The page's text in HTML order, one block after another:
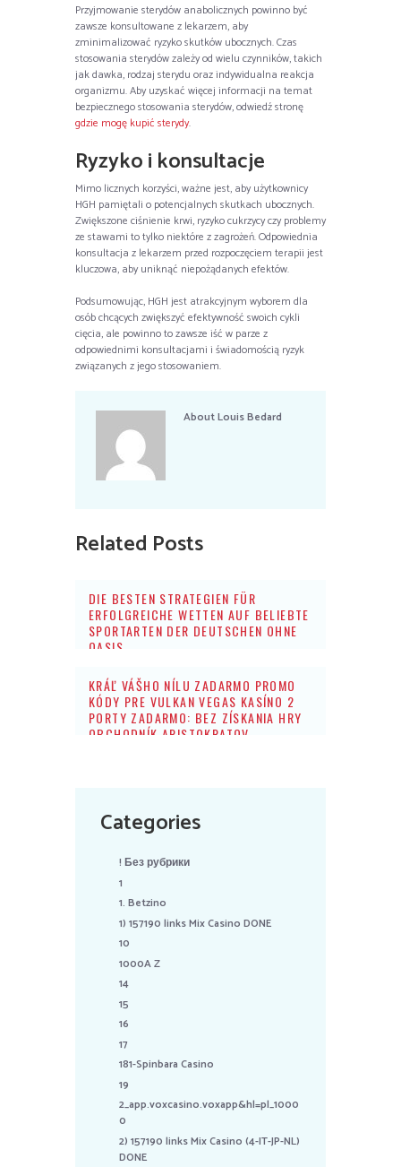
Przyjmowanie sterydów anabolicznych powinno być
zawsze konsultowane z lekarzem, aby
zminimalizować ryzyko skutków ubocznych. Czas
stosowania sterydów zależy od wielu czynników, takich
jak dawka, rodzaj sterydu oraz indywidualna reakcja
organizmu. Aby uzyskać więcej informacji na temat
bezpiecznego stosowania sterydów, odwiedź stronę
gdzie mogę kupić sterydy.
Ryzyko i konsultacje
Mimo licznych korzyści, ważne jest, aby użytkownicy
HGH pamiętali o potencjalnych skutkach ubocznych.
Zwiększone ciśnienie krwi, ryzyko cukrzycy czy problemy
ze stawami to tylko niektóre z zagrożeń. Odpowiednia
konsultacja z lekarzem przed rozpoczęciem terapii jest
kluczowa, aby uniknąć niepożądanych efektów.
Podsumowując, HGH jest atrakcyjnym wyborem dla
osób chcących zwiększyć efektywność swoich cykli
cięcia, ale powinno to zawsze iść w parze z
odpowiednimi konsultacjami i świadomością ryzyk
związanych z jego stosowaniem.
AboutLouis Bedard
Related Posts
DIE BESTEN STRATEGIEN FÜR
ERFOLGREICHE WETTEN AUF BELIEBTE
SPORTARTEN DER DEUTSCHEN OHNE
OASIS
KRÁĽ VÁŠHO NÍLU ZADARMO PROMO
KÓDY PRE VULKAN VEGAS KASÍNO 2
PORTY ZADARMO: BEZ ZÍSKANIA HRY
OBCHODNÍK ARISTOKRATOV
Categories
! Без рубрики
1
1. Betzino
1) 157190 links Mix Casino DONE
10
1000A Z
14
15
16
17
181-Spinbara Casino
19
2_app.voxcasino.voxapp&hl=pl_1000
0
2) 157190 links Mix Casino (4-IT-JP-NL)
DONE